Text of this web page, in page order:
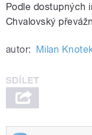
Podle dostupných
Chvalovský
autor: Milan